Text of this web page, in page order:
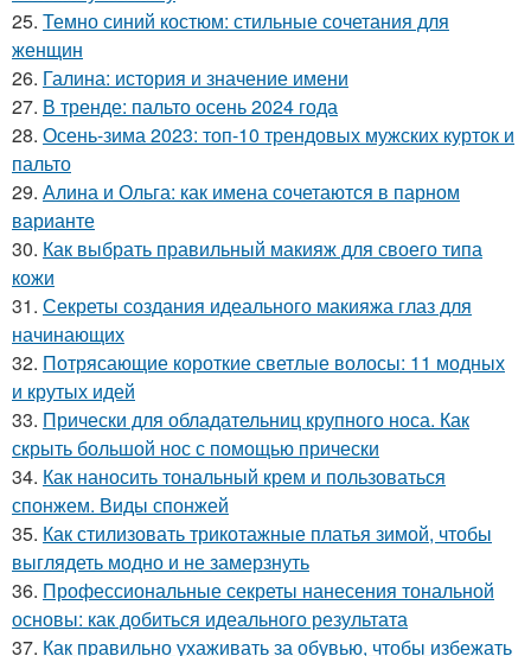
25. Темно синий костюм: стильные сочетания для
женщин
26. Галина: история и значение имени
27. В тренде: пальто осень 2024 года
28. Осень-зима 2023: топ-10 трендовых мужских курток и
пальто
29. Алина и Ольга: как имена сочетаются в парном
варианте
30. Как выбрать правильный макияж для своего типа
кожи
31. Секреты создания идеального макияжа глаз для
начинающих
32. Потрясающие короткие светлые волосы: 11 модных
и крутых идей
33. Прически для обладательниц крупного носа. Как
скрыть большой нос с помощью прически
34. Как наносить тональный крем и пользоваться
спонжем. Виды спонжей
35. Как стилизовать трикотажные платья зимой, чтобы
выглядеть модно и не замерзнуть
36. Профессиональные секреты нанесения тональной
основы: как добиться идеального результата
37. Как правильно ухаживать за обувью, чтобы избежать